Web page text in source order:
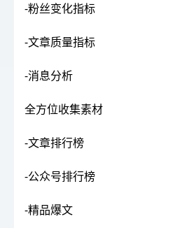
-粉丝变化指标
-文章质量指标
-消息分析
全方位收集素材
-文章排行榜
-公众号排行榜
-精品爆文